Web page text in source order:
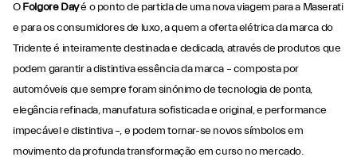
OFolgore Dayé o ponto de partida de uma nova viagem para a Maserati
e para os consumidores de luxo, a quem a oferta elétrica da marca do
Tridente é inteiramente destinada e dedicada, através de produtos que
podem garantir a distintiva essência da marca – composta por
automóveis que sempre foram sinónimo de tecnologia de ponta,
elegância refinada, manufatura sofisticada e original, e performance
impecável e distintiva –, e podem tornar-se novos símbolos em
movimento da profunda transformação em curso no mercado.